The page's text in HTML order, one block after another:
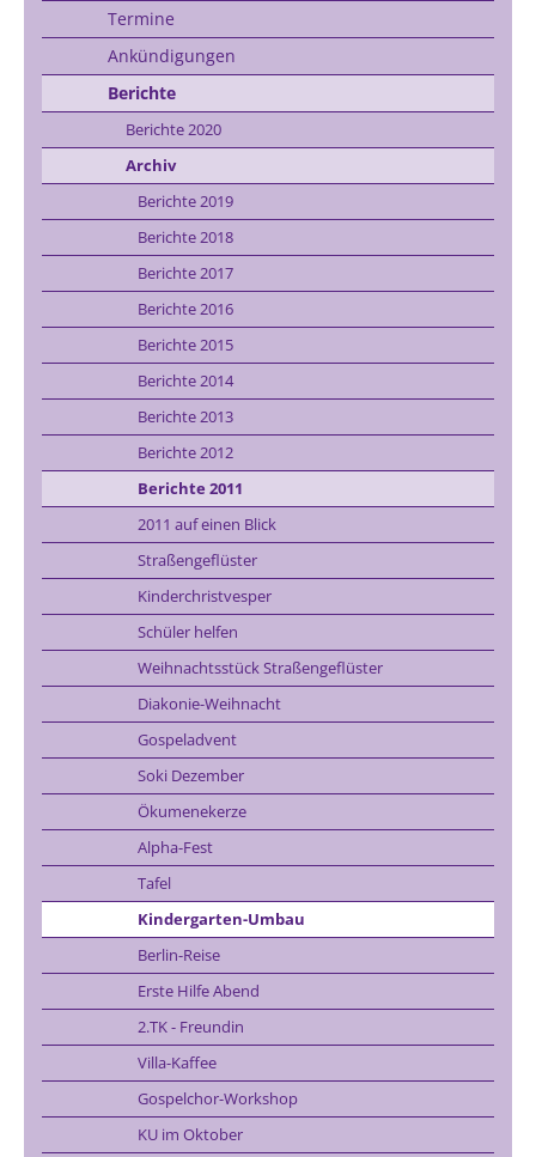
Termine
Ankündigungen
Berichte
Berichte 2020
Archiv
Berichte 2019
Berichte 2018
Berichte 2017
Berichte 2016
Berichte 2015
Berichte 2014
Berichte 2013
Berichte 2012
Berichte 2011
2011 auf einen Blick
Straßengeflüster
Kinderchristvesper
Schüler helfen
Weihnachtsstück Straßengeflüster
Diakonie-Weihnacht
Gospeladvent
Soki Dezember
Ökumenekerze
Alpha-Fest
Tafel
Kindergarten-Umbau
Berlin-Reise
Erste Hilfe Abend
2.TK - Freundin
Villa-Kaffee
Gospelchor-Workshop
KU im Oktober